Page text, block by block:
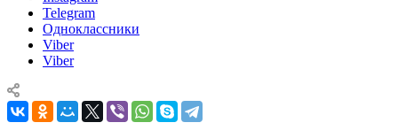
Telegram
Одноклассники
Viber
Viber